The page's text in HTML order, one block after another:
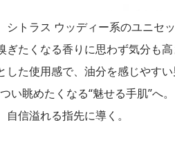
トラス ウッディー系のユニセ
たくなる香りに思わず気分も
た使用感で、油分を感じやす
い眺めたくなる“魅せる手肌”へ
信溢れる指先に導く。